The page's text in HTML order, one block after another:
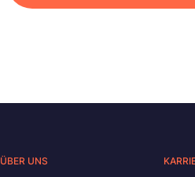
ÜBER UNS